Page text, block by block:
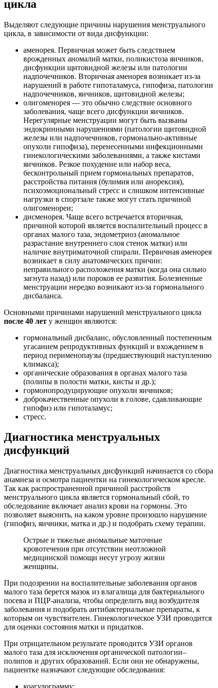
цикла
Выделяют следующие причины нарушения менструального
цикла, в зависимости от вида дисфункции:
аменорея. Первичная может быть следствием
врожденных аномалий матки, поликистоза яичников,
дисфункции щитовидной железы или патологии
надпочечников. Вторичная аменорея возникает из-за
нарушений в работе гипоталамуса, гипофиза, патологии
надпочечников, яичников, щитовидной железы;
олигоменорея — это обычно следствие основного
заболевания, чаще всего дисфункции яичников.
Нерегулярные менструации могут быть вызваны
эндокринными нарушениями (патологии щитовидной
железы или надпочечников, гормонально-активные
опухоли гипофиза), перенесенными инфекционными
гинекологическими заболеваниями, а также кистами
яичников. Резкое похудение или набор веса,
бесконтрольный прием гормональных препаратов,
расстройства питания (булимия или анорексия),
психоэмоциональный стресс и слишком интенсивные
нагрузки в спортзале также могут стать причиной
олигоменореи;
дисменорея. Чаще всего встречается вторичная,
причиной которой является воспалительный процесс в
органах малого таза, эндометриоз (аномальное
разрастание внутреннего слоя стенок матки) или
наличие внутриматочной спирали. Первичная аменорея
возникает в силу анатомических причин:
неправильного расположения матки (когда она сильно
загнута назад) или пороков ее развития. Болезненные
менструации нередко возникают из-за гормонального
дисбаланса.
Основными причинами нарушений менструального цикла
после 40 лет у женщин являются:
гормональный дисбаланс, обусловленный постепенным
угасанием репродуктивных функций и вхождением в
период перименопаузы (предшествующий наступлению
климакса);
органические образования в органах малого таза
(полипы в полости матки, кисты и др.);
гормонопродуцирующие опухоли яичников;
доброкачественные опухоли в голове, сдавливающие
гипофиз или гипоталамус;
стресс.
Диагностика менструальных
дисфункций
Диагностика менструальных дисфункций начинается со сбора
анамнеза и осмотра пациентки на гинекологическом кресле.
Так как распространенной причиной расстройств
менструального цикла является гормональный сбой, то
обследование включает анализ крови на гормоны. Это
позволяет выяснить, на каком уровне произошло нарушение
(гипофиз, яичники, матка и др.) и подобрать схему терапии.
Острые и тяжелые аномальные маточные
кровотечения при отсутствии неотложной
медицинской помощи несут угрозу жизни
женщины.
При подозрении на воспалительные заболевания органов
малого таза берется мазок из влагалища для бактериального
посева и ПЦР-анализа, чтобы определить вид возбудителя
заболевания и подобрать антибактериальные препараты, к
которым он чувствителен. Гинекологическое УЗИ проводится
для оценки состояния матки и придатков.
При отрицательном результате проводится УЗИ органов
малого таза для исключения органической патологии–
полипов и других образований. Если они не обнаружены,
пациентке назначают следующие обследования: